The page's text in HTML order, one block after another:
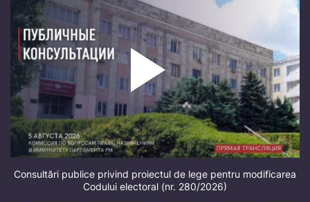
Consultări publice privind proiectul de lege pentru modificarea
Codului electoral (nr. 280/2026)